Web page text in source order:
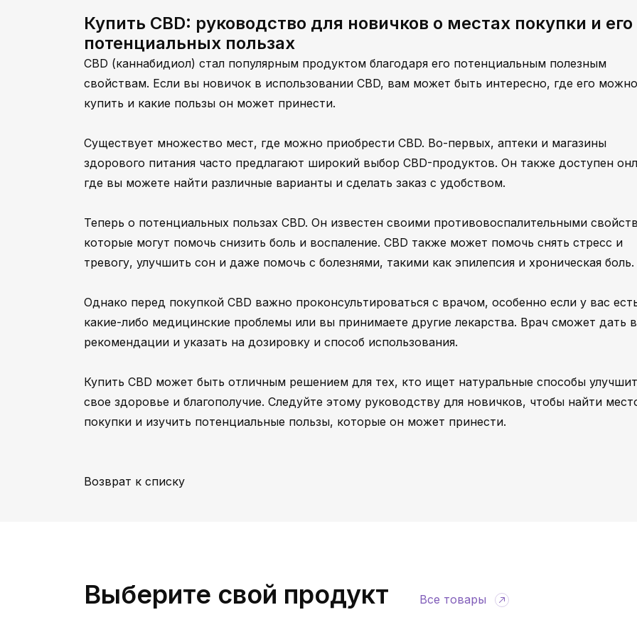
Купить CBD: руководство для новичков о местах покупки и его
потенциальных пользах
CBD (каннабидиол) стал популярным продуктом благодаря его потенциальным полезным
свойствам. Если вы новичок в использовании CBD, вам может быть интересно, где его можно
купить и какие пользы он может принести.
Существует множество мест, где можно приобрести CBD. Во-первых, аптеки и магазины
здорового питания часто предлагают широкий выбор CBD-продуктов. Он также доступен
где вы можете найти различные варианты и сделать заказ с удобством.
Теперь о потенциальных пользах CBD. Он известен своими противовоспалительными
которые могут помочь снизить боль и воспаление. CBD также может помочь снять стресс и
тревогу, улучшить сон и даже помочь с болезнями, такими как эпилепсия и хроническая боль.
Однако перед покупкой CBD важно проконсультироваться с врачом, особенно если у вас
какие-либо медицинские проблемы или вы принимаете другие лекарства. Врач сможет дать
рекомендации и указать на дозировку и способ использования.
Купить CBD может быть отличным решением для тех, кто ищет натуральные способы
свое здоровье и благополучие. Следуйте этому руководству для новичков, чтобы найти
покупки и изучить потенциальные пользы, которые он может принести.
Возврат к списку
Выберите свой продукт Все товары